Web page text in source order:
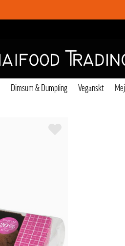
Dimsum & Dumpling Veganskt